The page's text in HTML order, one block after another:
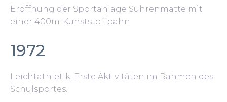
Eröffnung der Sportanlage Suhrenmatte mit
einer 400m-Kunststoffbahn
1972
Leichtathletik: Erste Aktivitäten im Rahmen des
Schulsportes.